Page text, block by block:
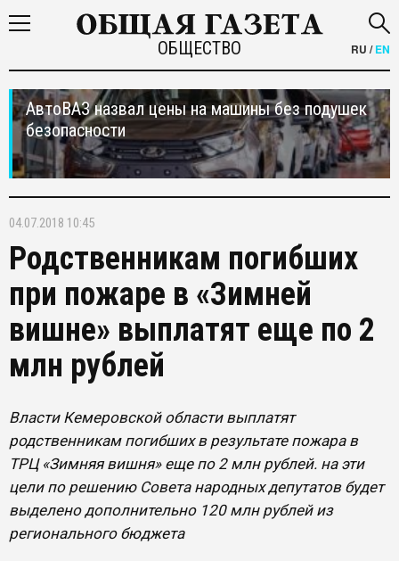
ОБЩЕСТВО RU /EN
АвтоВАЗ назвал цены на машины без подушек
безопасности
04.07.2018 10:45
Родственникам погибших
при пожаре в «Зимней
вишне» выплатят еще по 2
млн рублей
Власти Кемеровской области выплатят
родственникам погибших в результате пожара в
ТРЦ «Зимняя вишня» еще по 2 млн рублей. на эти
цели по решению Совета народных депутатов будет
выделено дополнительно 120 млн рублей из
регионального бюджета